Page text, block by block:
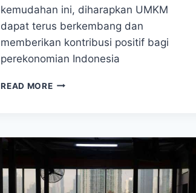
kemudahan ini, diharapkan UMKM
dapat terus berkembang dan
memberikan kontribusi positif bagi
perekonomian Indonesia
READ MOREKETIMBANG
PINJAM
FINTECH